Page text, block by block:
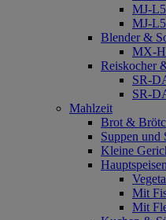
MJ-
MJ-
Blender &
MX-
Reiskocher
SR-
SR-
Mahlzeit
Brot &
Suppen und
Kleine
Hauptspeisen
Mit
Mit